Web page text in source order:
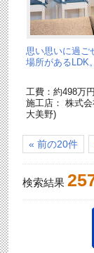
思い思いに過ご
場所があるLDK。
工費：約498万円
施工店： 株式
大美野)
« 前の20件
検索結果